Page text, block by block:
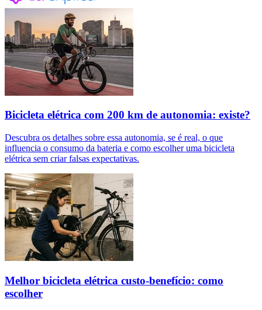
Bicicleta elétrica com 200 km de autonomia: existe?
Descubra os detalhes sobre essa autonomia, se é real, o que
influencia o consumo da bateria e como escolher uma bicicleta
elétrica sem criar falsas expectativas.
Melhor bicicleta elétrica custo-benefício: como
escolher